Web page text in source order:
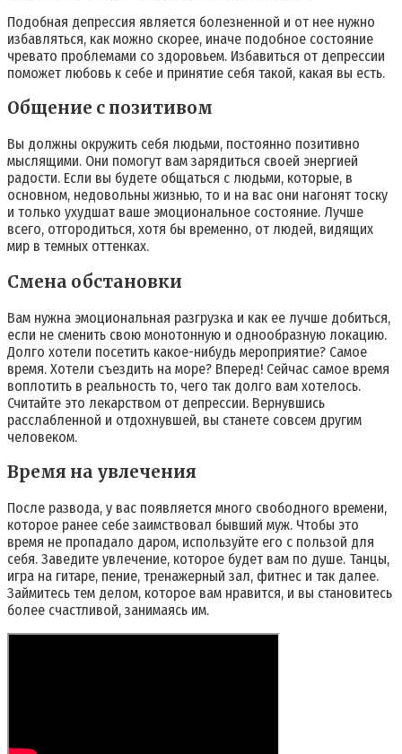
Подобная депрессия является болезненной и от нее нужно
избавляться, как можно скорее, иначе подобное состояние
чревато проблемами со здоровьем. Избавиться от депрессии
поможет любовь к себе и принятие себя такой, какая вы есть.
Общение с позитивом
Вы должны окружить себя людьми, постоянно позитивно
мыслящими. Они помогут вам зарядиться своей энергией
радости. Если вы будете общаться с людьми, которые, в
основном, недовольны жизнью, то и на вас они нагонят тоску
и только ухудшат ваше эмоциональное состояние. Лучше
всего, отгородиться, хотя бы временно, от людей, видящих
мир в темных оттенках.
Смена обстановки
Вам нужна эмоциональная разгрузка и как ее лучше добиться,
если не сменить свою монотонную и однообразную локацию.
Долго хотели посетить какое-нибудь мероприятие? Самое
время. Хотели съездить на море? Вперед! Сейчас самое время
воплотить в реальность то, чего так долго вам хотелось.
Считайте это лекарством от депрессии. Вернувшись
расслабленной и отдохнувшей, вы станете совсем другим
человеком.
Время на увлечения
После развода, у вас появляется много свободного времени,
которое ранее себе заимствовал бывший муж. Чтобы это
время не пропадало даром, используйте его с пользой для
себя. Заведите увлечение, которое будет вам по душе. Танцы,
игра на гитаре, пение, тренажерный зал, фитнес и так далее.
Займитесь тем делом, которое вам нравится, и вы становитесь
более счастливой, занимаясь им.